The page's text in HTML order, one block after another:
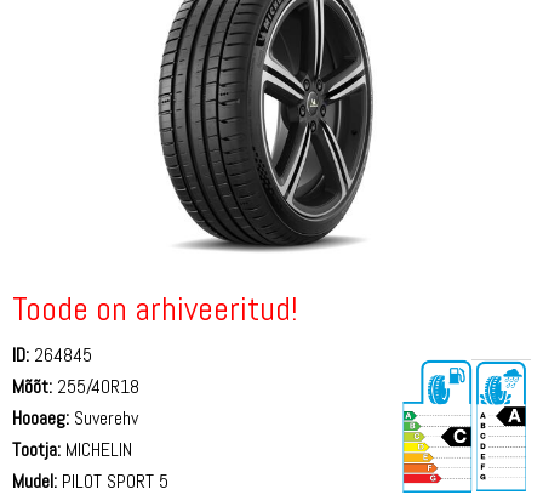
Toode on arhiveeritud!
ID: 264845
Mõõt: 255/40R18
Hooaeg: Suverehv
Tootja: MICHELIN
Mudel: PILOT SPORT 5